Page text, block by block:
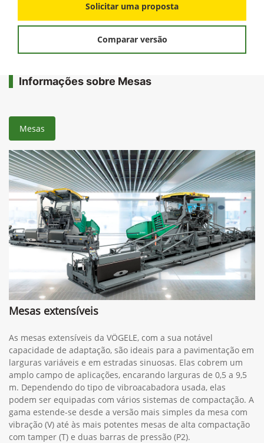
Solicitar uma proposta
Comparar versão
Informações sobre Mesas
Mesas
Mesas extensíveis
As mesas extensíveis da VÖGELE, com a sua notável
capacidade de adaptação, são ideais para a pavimentação em
larguras variáveis e em estradas sinuosas. Elas cobrem um
amplo campo de aplicações, encarando larguras de 0,5 a 9,5
m. Dependendo do tipo de vibroacabadora usada, elas
podem ser equipadas com vários sistemas de compactação. A
gama estende-se desde a versão mais simples da mesa com
vibração (V) até às mais potentes mesas de alta compactação
com tamper (T) e duas barras de pressão (P2).